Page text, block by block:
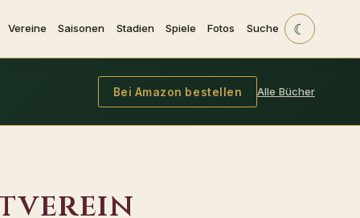
Vereine Saisonen Stadien Spiele Fotos Suche ☾
Bei Amazon bestellen Alle Bücher